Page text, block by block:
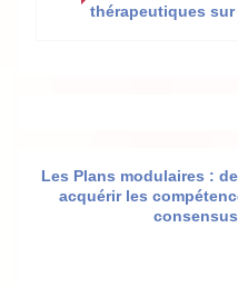
thérapeutiques
Les Plans modulaires :
acquérir les